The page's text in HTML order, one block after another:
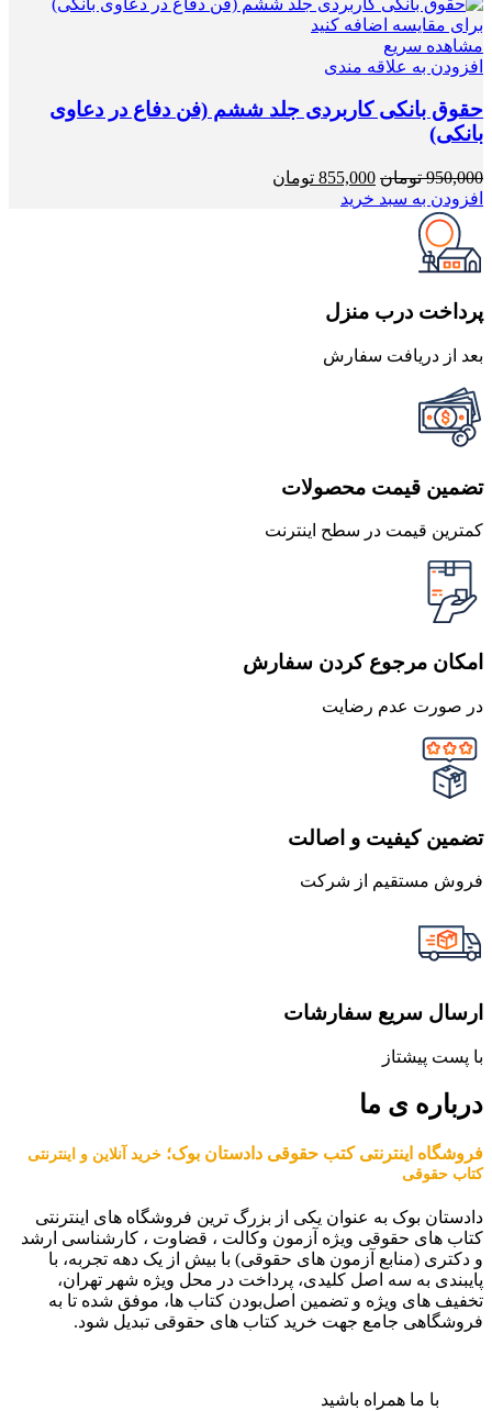
برای مقایسه اضافه کنید
مشاهده سریع
افزودن به علاقه مندی
حقوق بانکی کاربردی جلد ششم (فن دفاع در دعاوی
بانکی)
950,000 تومان قیمت
اصلی
855,000 تومان
افزودن به سبد خرید
پرداخت درب منزل
بعد از دریافت سفارش
تضمین قیمت محصولات
کمترین قیمت در سطح اینترنت
امکان مرجوع کردن سفارش
در صورت عدم رضایت
تضمین کیفیت و اصالت
فروش مستقیم از شرکت
ارسال سریع سفارشات
با پست پیشتاز
درباره ی ما
فروشگاه اینترنتی کتب حقوقی دادستان بوک؛ خرید آنلاین و اینترنتی
کتاب حقوقی
دادستان بوک به عنوان یکی از بزرگ ترین فروشگاه های اینترنتی
کتاب های حقوقی ویژه آزمون وکالت ، قضاوت ، کارشناسی ارشد
و دکتری (منابع آزمون های حقوقی) با بیش از یک دهه تجربه، با
پایبندی به سه اصل کلیدی، پرداخت در محل ویژه شهر تهران،
تخفیف های ویژه و تضمین اصل‌بودن کتاب ها، موفق شده تا به
فروشگاهی جامع جهت خرید کتاب های حقوقی تبدیل شود.
با ما همراه باشید